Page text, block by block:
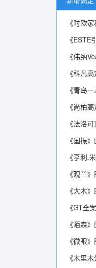
《时欧
《ESTE
《伟纳
《科凡
《青岛
《尚柏
《法洛
《国振
《亨利.
《观兰
《大木
《GT全
《陌森
《微眼
《木里